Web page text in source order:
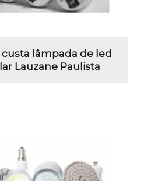
lâmpada de led
Lauzane Paulista